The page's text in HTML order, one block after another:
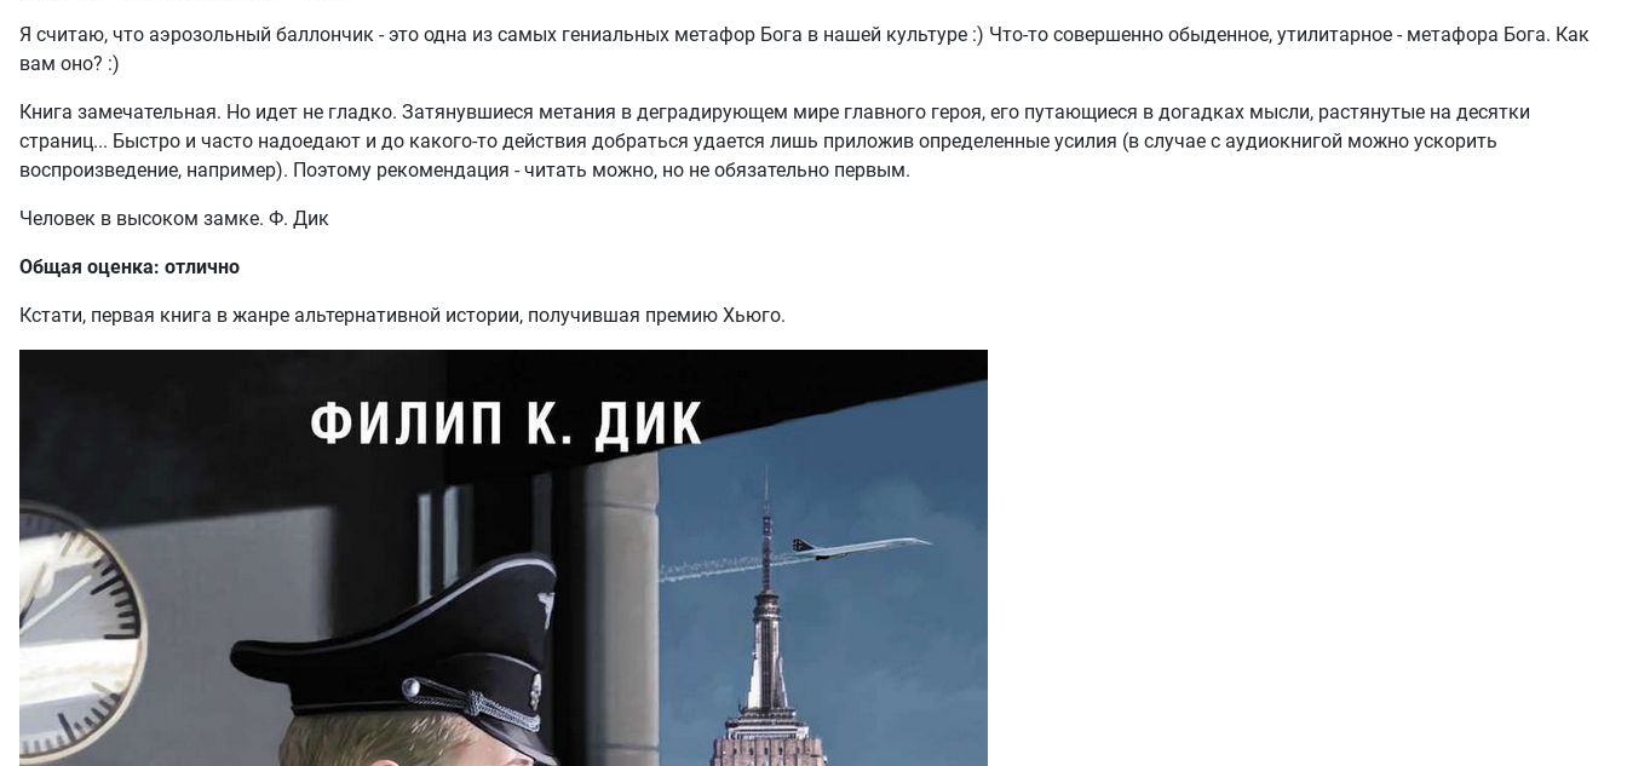
Я считаю, что аэрозольный баллончик - это одна из самых гениальных метафор Бога в нашей культуре :) Что-то совершенно обыденное, утилитарное - метафора Бога. Как
вам оно? :)
Книга замечательная. Но идет не гладко. Затянувшиеся метания в деградирующем мире главного героя, его путающиеся в догадках мысли, растянутые на десятки
страниц... Быстро и часто надоедают и до какого-то действия добраться удается лишь приложив определенные усилия (в случае с аудиокнигой можно ускорить
воспроизведение, например). Поэтому рекомендация - читать можно, но не обязательно первым.
Человек в высоком замке. Ф. Дик
Общая оценка: отлично
Кстати, первая книга в жанре альтернативной истории, получившая премию Хьюго.